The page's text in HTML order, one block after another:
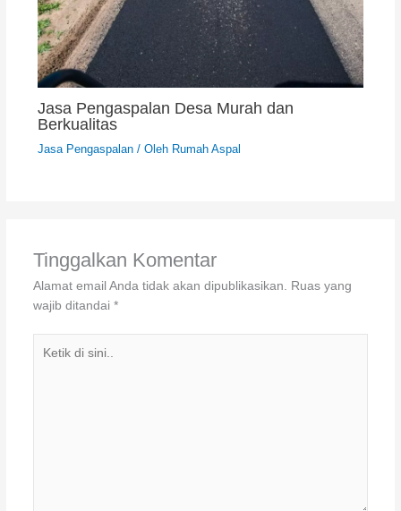
Jasa Pengaspalan Desa Murah dan
Berkualitas
Jasa Pengaspalan/ Oleh Rumah Aspal
Tinggalkan Komentar
Alamat email Anda tidak akan dipublikasikan.
Ruas yang
wajib ditandai *